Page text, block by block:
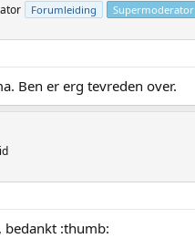
Forumleiding Supermoderator
Ben er erg tevreden over.
bedankt :thumb: